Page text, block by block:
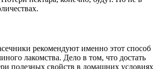
рекомендуют именно этот способ
лакомства. Дело в том, что достать
полезных свойств в домашних условиях